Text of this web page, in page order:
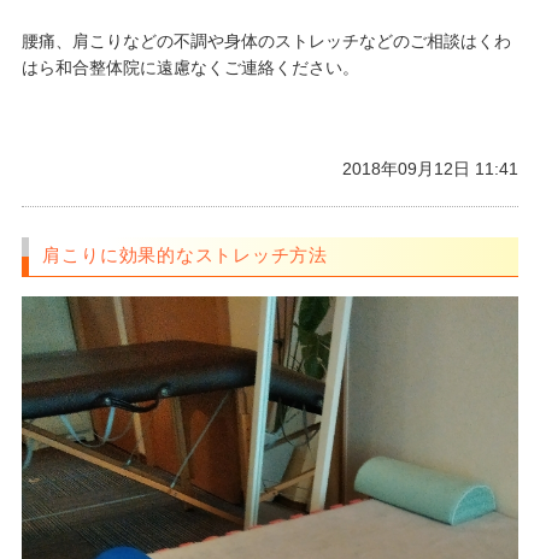
腰痛、肩こりなどの不調や身体のストレッチなどのご相談はくわ
はら和合整体院に遠慮なくご連絡ください。
2018年09月12日 11:41
肩こりに効果的なストレッチ方法